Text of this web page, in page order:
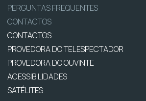
PERGUNTAS FREQUENTES
CONTACTOS
CONTACTOS
PROVEDORA DO TELESPECTADOR
PROVEDORA DO OUVINTE
ACESSIBILIDADES
SATÉLITES